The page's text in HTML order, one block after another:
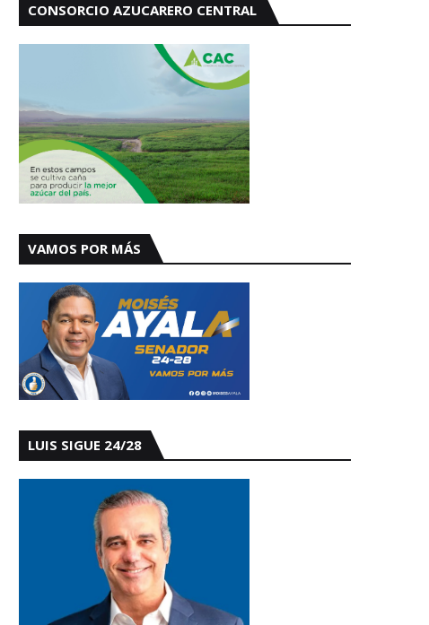
CONSORCIO AZUCARERO CENTRAL
VAMOS POR MÁS
LUIS SIGUE 24/28